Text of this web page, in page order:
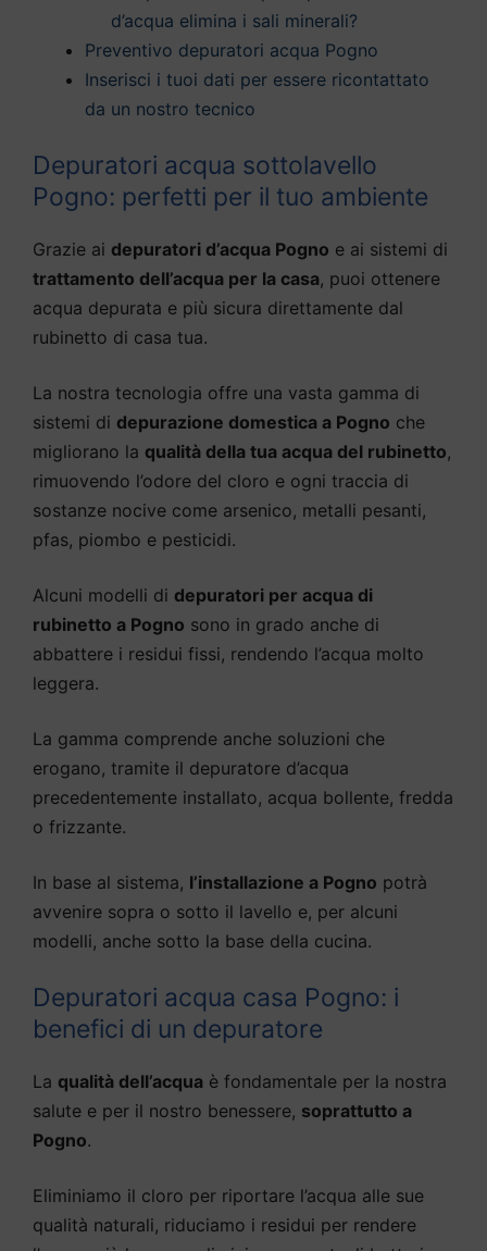
d’acqua elimina i sali minerali?
Preventivo depuratori acqua Pogno
Inserisci i tuoi dati per essere ricontattato
da un nostro tecnico
Depuratori acqua sottolavello
Pogno: perfetti per il tuo ambiente
Grazie ai depuratori d’acqua Pogno e ai sistemi di
trattamento dell’acqua per la casa, puoi ottenere
acqua depurata e più sicura direttamente dal
rubinetto di casa tua.
La nostra tecnologia offre una vasta gamma di
sistemi di depurazione domestica a Pogno che
migliorano la qualità della tua acqua del rubinetto,
rimuovendo l’odore del cloro e ogni traccia di
sostanze nocive come arsenico, metalli pesanti,
pfas, piombo e pesticidi.
Alcuni modelli di depuratori per acqua di
rubinetto a Pogno sono in grado anche di
abbattere i residui fissi, rendendo l’acqua molto
leggera.
La gamma comprende anche soluzioni che
erogano, tramite il depuratore d’acqua
precedentemente installato, acqua bollente, fredda
o frizzante.
In base al sistema, l’installazione a Pogno potrà
avvenire sopra o sotto il lavello e, per alcuni
modelli, anche sotto la base della cucina.
Depuratori acqua casa Pogno: i
benefici di un depuratore
La qualità dell’acqua è fondamentale per la nostra
salute e per il nostro benessere, soprattutto a
Pogno.
Eliminiamo il cloro per riportare l’acqua alle sue
qualità naturali, riduciamo i residui per rendere